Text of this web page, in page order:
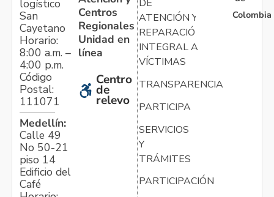
logístico
San
Cayetano
Horario:
8:00 a.m. –
4:00 p.m.
Código
Postal:
111071
Medellín:
Calle 49
No 50-21
piso 14
Edificio del
Café
Centros
Regionales
Unidad en
línea
Centro
de
relevo
DE
ATENCIÓN Y
REPARACIÓN
INTEGRAL A
VÍCTIMAS
TRANSPARENCIA
PARTICIPA
SERVICIOS
Y
TRÁMITES
PARTICIPACIÓN
Colombia